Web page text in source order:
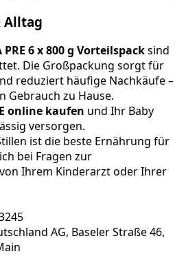
Alltag
PRE 6 x 800 g Vorteilspacksind
Die Großpackung sorgt für
reduziert häufige Nachkäufe –
Gebrauch zu Hause.
online kaufen und Ihr Baby
versorgen.
ist die beste Ernährung für
bei Fragen zur
Ihrem Kinderarzt oder Ihrer
AG, Baseler Straße 46,